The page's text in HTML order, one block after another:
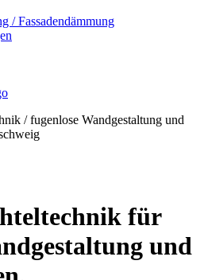
/ Fassadendämmung
für
und